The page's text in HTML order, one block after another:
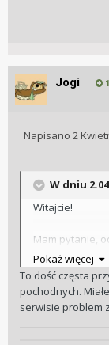
Jogi
Napisano 2
W dniu
Witajcie!
Mam pytanie,
Wam sprawia
zegarek ten
zestawieniu...
30x na ręku i
że podczas
Pokaż więcej
To dość częsta
pochodnych.
serwisie problem